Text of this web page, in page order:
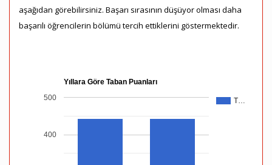
aşağıdan görebilirsiniz. Başarı sırasının düşüyor olması daha
başarılı öğrencilerin bölümü tercih ettiklerini göstermektedir.
Yıllara Göre Taban Puanları
T…
400
500